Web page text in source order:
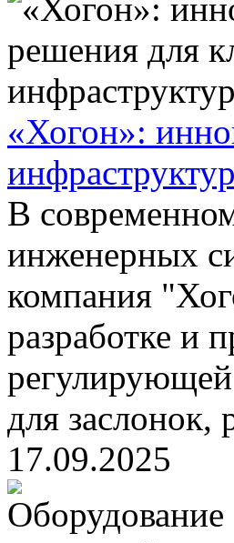
«Хогон»:
В
инженерных
компания
разработке и
для
17.09.2025